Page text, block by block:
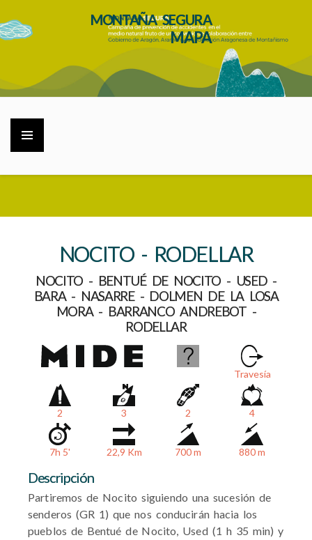
MONTAÑA SEGURA
MAPA
NOCITO - RODELLAR
NOCITO - BENTUÉ DE NOCITO - USED -
BARA - NASARRE - DOLMEN DE LA LOSA
MORA - BARRANCO ANDREBOT -
RODELLAR
Travesía
2 3 2 4
7h 5' 22,9 Km 700 m 880 m
Descripción
Partiremos de Nocito siguiendo una sucesión de
senderos (GR 1) que nos conducirán hacia los
pueblos de Bentué de Nocito, Used (1 h 35 min) y